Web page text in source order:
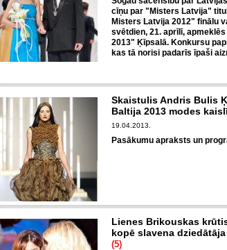
cīņu par "Misters Latvija"
Misters Latvija 2012" finālu
svētdien, 21. aprīlī,
2013" Ķīpsalā. Konkursu
kas tā norisi padarīs īpaši
Skaistulis Andris Bulis
Baltija 2013 modes
19.04.2013.
Pasākumu apraksts un
Lienes Brikouskas
kopē slavena
(5)